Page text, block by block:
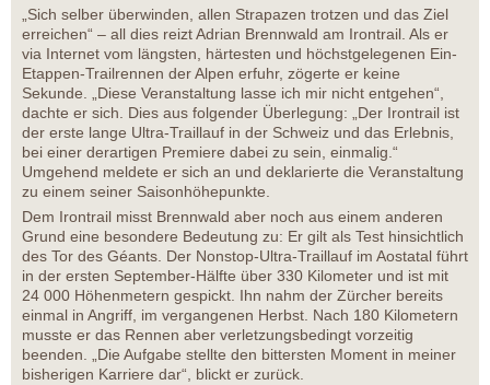
„Sich selber überwinden, allen Strapazen trotzen und das Ziel
erreichen“ – all dies reizt Adrian Brennwald am Irontrail. Als er
via Internet vom längsten, härtesten und höchstgelegenen Ein-
Etappen-Trailrennen der Alpen erfuhr, zögerte er keine
Sekunde. „Diese Veranstaltung lasse ich mir nicht entgehen“,
dachte er sich. Dies aus folgender Überlegung: „Der Irontrail ist
der erste lange Ultra-Traillauf in der Schweiz und das Erlebnis,
bei einer derartigen Premiere dabei zu sein, einmalig.“
Umgehend meldete er sich an und deklarierte die Veranstaltung
zu einem seiner Saisonhöhepunkte.
Dem Irontrail misst Brennwald aber noch aus einem anderen
Grund eine besondere Bedeutung zu: Er gilt als Test hinsichtlich
des Tor des Géants. Der Nonstop-Ultra-Traillauf im Aostatal führt
in der ersten September-Hälfte über 330 Kilometer und ist mit
24 000 Höhenmetern gespickt. Ihn nahm der Zürcher bereits
einmal in Angriff, im vergangenen Herbst. Nach 180 Kilometern
musste er das Rennen aber verletzungsbedingt vorzeitig
beenden. „Die Aufgabe stellte den bittersten Moment in meiner
bisherigen Karriere dar“, blickt er zurück.